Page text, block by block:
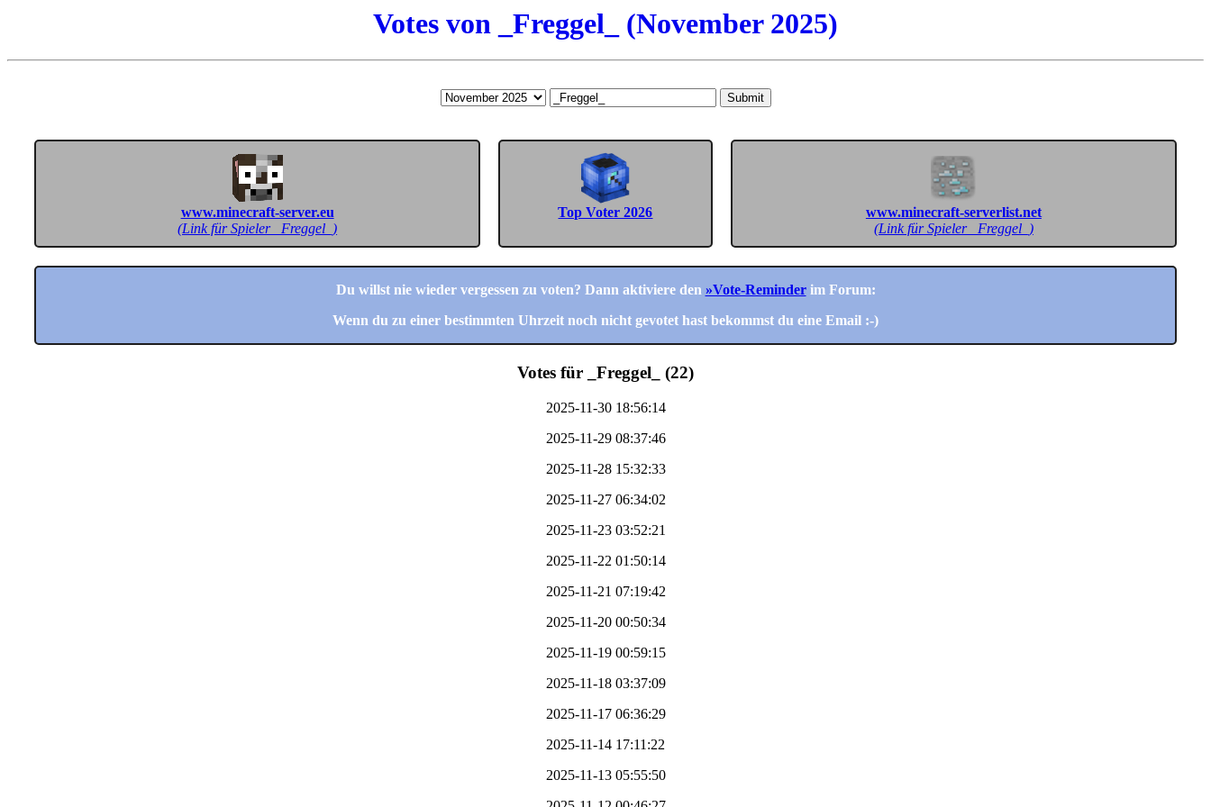
Votes von _Freggel_ (November 2025)
Submit
www.minecraft-server.eu
(Link für Spieler _Freggel_)
Top Voter 2026
www.minecraft-serverlist.net
(Link für Spieler _Freggel_)
Du willst nie wieder vergessen zu voten? Dann aktiviere den »Vote-Reminderim Forum:
Wenn du zu einer bestimmten Uhrzeit noch nicht gevotet hast bekommst du eine Email :-)
Votes für _Freggel_ (22)
2025-11-30 18:56:14
2025-11-29 08:37:46
2025-11-28 15:32:33
2025-11-27 06:34:02
2025-11-23 03:52:21
2025-11-22 01:50:14
2025-11-21 07:19:42
2025-11-20 00:50:34
2025-11-19 00:59:15
2025-11-18 03:37:09
2025-11-17 06:36:29
2025-11-14 17:11:22
2025-11-13 05:55:50